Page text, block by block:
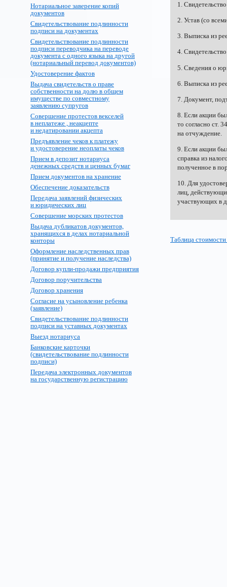
Нотариальное заверение копий
документов
Свидетельствование подлинности
подписи на документах
Свидетельствование подлинности
подписи переводчика на переводе
документа с одного языка на другой
(нотариальный перевод документов)
Удостоверение фактов
Выдача свидетельств о праве
собственности на долю в общем
имуществе по совместному
заявлению супругов
Совершение протестов векселей
в неплатеже , неакцепте
и недатировании акцепта
Предъявление чеков к платежу
и удостоверение неоплаты чеков
Прием в депозит нотариуса
денежных средств и ценных бумаг
Прием документов на хранение
Обеспечение доказательств
Передача заявлений физических
и юридических лиц
Совершение морских протестов
Выдача дубликатов документов,
хранящихся в делах нотариальной
конторы
Оформление наследственных прав
(принятие и получение наследства)
Договор купли-продажи предприятия
Договор поручительства
Договор хранения
Согласие на усыновление ребенка
(заявление)
Свидетельствование подлинности
подписи на уставных документах
Выезд нотариуса
Банковские карточки
(свидетельствование подлинности
подписи)
Передача электронных документов
на государственную регистрацию
1.
2. Устав (со
3. Выписка из
4.
5. Сведения о
6. Выписка из
7. Документ,
8. Если акции
то согласно ст.
на отчуждение.
9. Если акции
справка из
полученное в
10. Для
лиц,
участвующих в
Таблица